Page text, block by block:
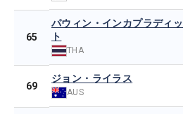
65
パウィン・インカプラディッ
ト
THA
69
ジョン・ライラス
AUS